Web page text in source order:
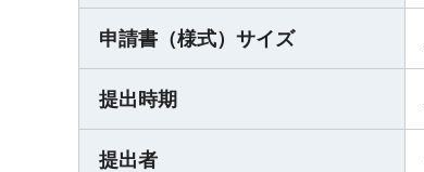
申請書（様式）サイズ
提出時期
提出者